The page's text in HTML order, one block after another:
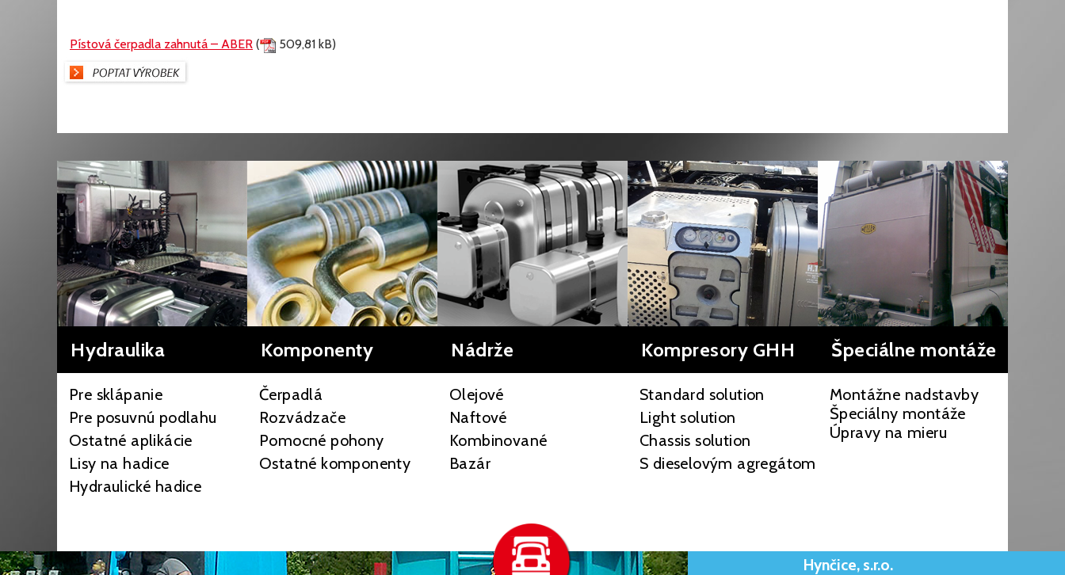
Pístová čerpadla zahnutá – ABER ( 509,81 kB)
Hydraulika
Pre sklápanie
Pre posuvnú podlahu
Ostatné aplikácie
Lisy na hadice
Hydraulické hadice
Komponenty
Čerpadlá
Rozvádzače
Pomocné pohony
Ostatné komponenty
Nádrže
Olejové
Naftové
Kombinované
Bazár
Kompresory GHH
Standard solution
Light solution
Chassis solution
S dieselovým agregátom
Špeciálne montáže
Montážne nadstavby
Špeciálny montáže
Úpravy na mieru
Hynčice, s.r.o.